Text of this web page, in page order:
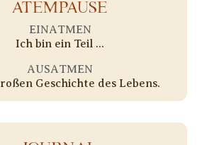
ATEMPAUSE
EINATMEN
Ich bin ein Teil ...
AUSATMEN
Geschichte des Lebens.